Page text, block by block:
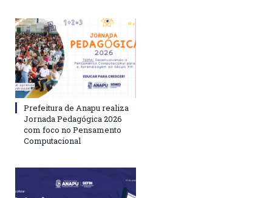
Prefeitura de Anapu realiza
Jornada Pedagógica 2026
com foco no Pensamento
Computacional